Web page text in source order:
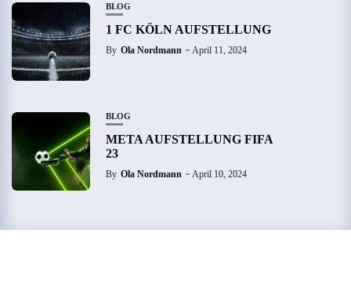
BLOG
1 FC KÖLN AUFSTELLUNG
By Ola Nordmann April 11, 2024
BLOG
META AUFSTELLUNG FIFA
23
By Ola Nordmann April 10, 2024